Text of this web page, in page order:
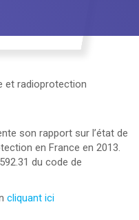
et radioprotection
son rapport sur l’état de
en France en 2013.
du code de
cliquant ici